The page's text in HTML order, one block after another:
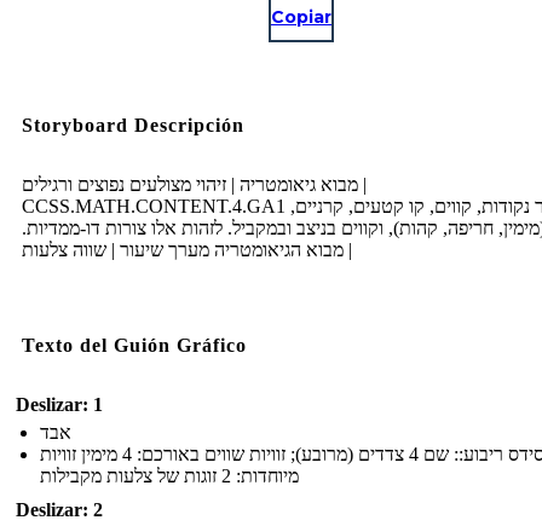
Copiar
Storyboard Descripción
מבוא גיאומטריה | זיהוי מצולעים נפוצים ורגילים |
CCSS.MATH.CONTENT.4.GA1 צייר נקודות, קווים, קו קטעים, קרניים,
(מימין, חריפה, קהות), וקווים בניצב ובמקביל. לזהות אלו צורות דו-ממדיות.
| מבוא הגיאומטריה מערך שיעור | שווה צלעות
Texto del Guión Gráfico
Deslizar: 1
אבד
סידס ריבוע:: שם 4 צדדים (מרובע); זוויות שווים באורכם: 4 מימין זוויות
מיוחדות: 2 זוגות של צלעות מקבילות
Deslizar: 2